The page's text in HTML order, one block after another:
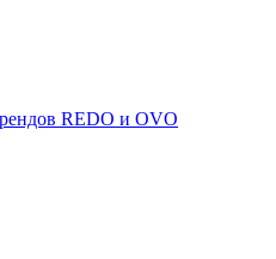
REDO и OVO